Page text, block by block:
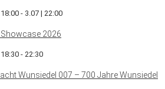
- 3.07 | 22:00
Showcase 2026
- 22:30
Wunsiedel 007 – 700 Jahre Wunsiedel